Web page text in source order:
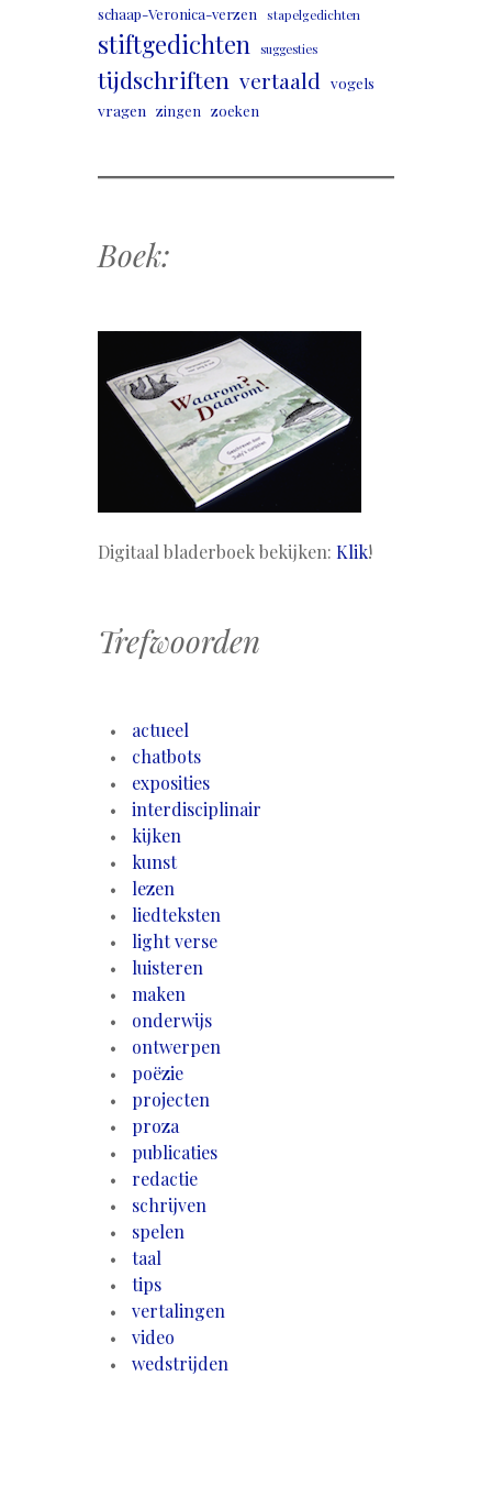
schaap-Veronica-verzen stapelgedichten
stiftgedichten suggesties
tijdschriften vertaald vogels
vragen zingen zoeken
Boek:
Digitaal bladerboek bekijken: Klik!
Trefwoorden
actueel
chatbots
exposities
interdisciplinair
kijken
kunst
lezen
liedteksten
light verse
luisteren
maken
onderwijs
ontwerpen
poëzie
projecten
proza
publicaties
redactie
schrijven
spelen
taal
tips
vertalingen
video
wedstrijden